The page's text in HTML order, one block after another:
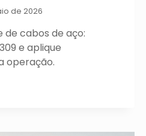
de 2026
cabos de aço:
e aplique
operação.